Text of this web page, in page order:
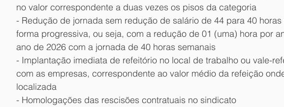
no valor correspondente a duas vezes os pisos da categoria
- Redução de jornada sem redução de salário de 44 para 40
forma progressiva, ou seja, com a redução de 01 (uma) hora por
ano de 2026 com a jornada de 40 horas semanais
- Implantação imediata de refeitório no local de trabalho ou vale-
com as empresas, correspondente ao valor médio da refeição
localizada
- Homologações das rescisões contratuais no sindicato